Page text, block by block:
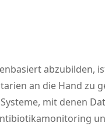
abzubilden,
an die Hand zu
mit denen